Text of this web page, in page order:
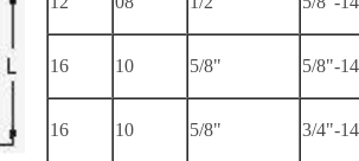
16 10 5/8" 5/8"-14
16 10 5/8" 3/4"-14